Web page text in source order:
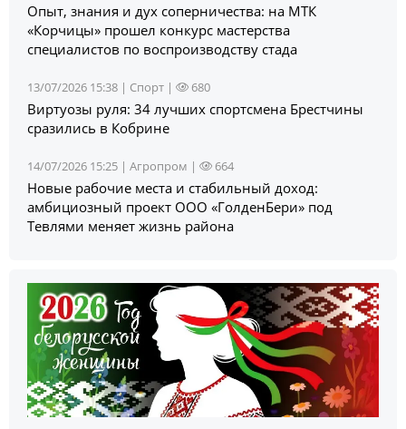
Опыт, знания и дух соперничества: на МТК
«Корчицы» прошел конкурс мастерства
специалистов по воспроизводству стада
13/07/2026 15:38 | Спорт | 680
Виртуозы руля: 34 лучших спортсмена Брестчины
сразились в Кобрине
14/07/2026 15:25 | Агропром | 664
Новые рабочие места и стабильный доход:
амбициозный проект ООО «ГолденБери» под
Тевлями меняет жизнь района